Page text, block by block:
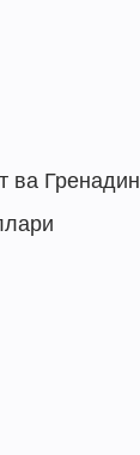
ва Гренадин